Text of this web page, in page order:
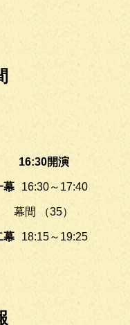
16:30開演
幕 16:30～17:40
幕間 （35）
幕 18:15～19:25